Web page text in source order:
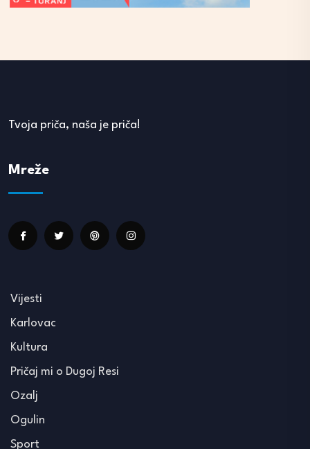
Tvoja priča, naša je priča!
Mreže
Vijesti
Karlovac
Kultura
Pričaj mi o Dugoj Resi
Ozalj
Ogulin
Sport